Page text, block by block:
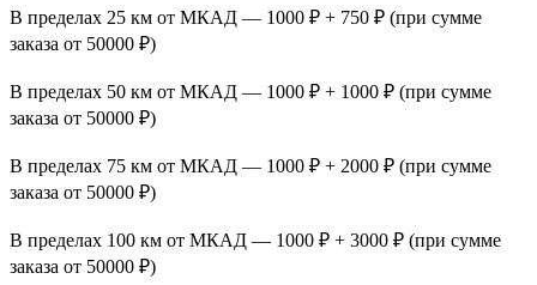
В пределах 25 км от МКАД — 1000 ₽ + 750 ₽ (при сумме
заказа от 50000 ₽)
В пределах 50 км от МКАД — 1000 ₽ + 1000 ₽ (при сумме
заказа от 50000 ₽)
В пределах 75 км от МКАД — 1000 ₽ + 2000 ₽ (при сумме
заказа от 50000 ₽)
В пределах 100 км от МКАД — 1000 ₽ + 3000 ₽ (при сумме
заказа от 50000 ₽)